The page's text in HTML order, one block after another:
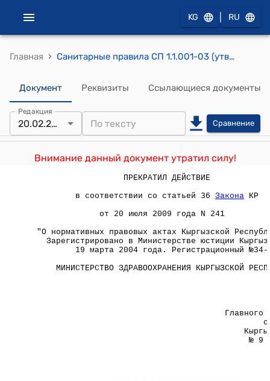
KG RU
Главная › Санитарные правила СП 1.1.001-03 (утверждены постановлением Главного государственного санитарного врача Кыргызской Республики от 20 февраля 2004 года №9) " Организация и проведение производственного контроля за соблюдением санитарных правил и выполнением санитарно-противоэпидемических (профилактических) мероприятий"
Документ Реквизиты Ссылающиеся документы
Редакция
20.02.2004 Сравнение
Внимание данный документ утратил силу!